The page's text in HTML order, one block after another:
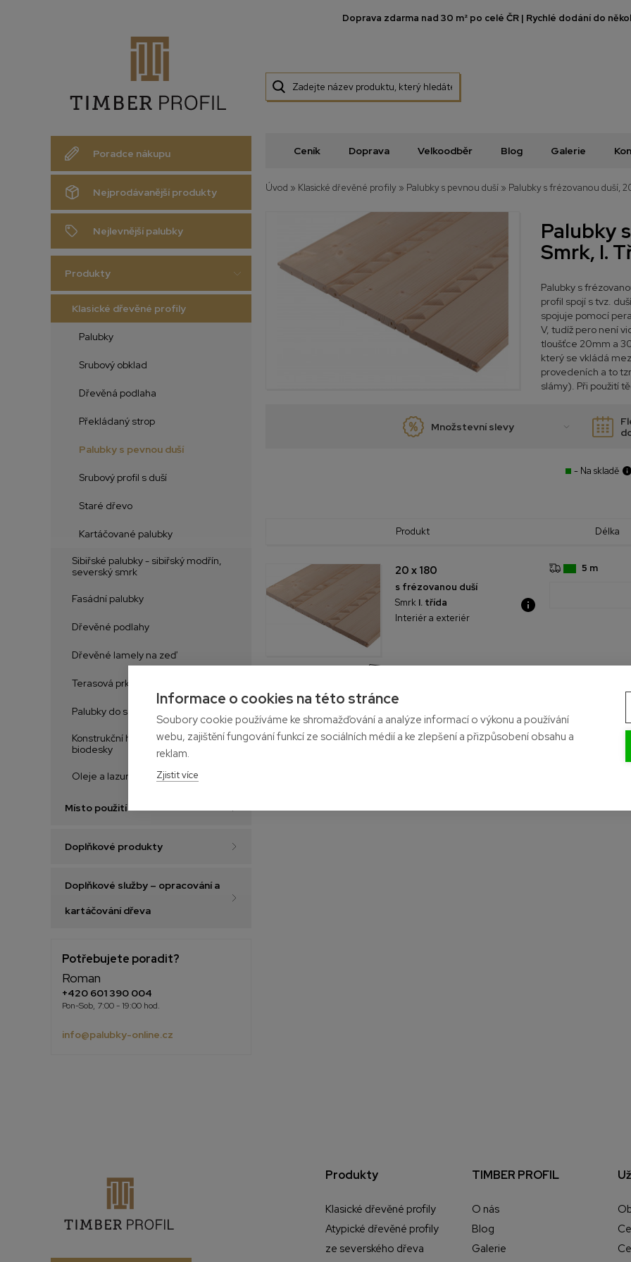
Poradce nákupu
Doprava zdarma nad 30 m² po celé ČR | Rychlé dodání do
Ceník Doprava Velkoodběr Blog Galerie
Nejprodávanější produkty
Nejlevnější palubky
Produkty
Klasické dřevěné profily
Palubky
Srubový obklad
Dřevěná podlaha
Překládaný strop
Palubky s pevnou duší
Srubový profil s duší
Staré dřevo
Kartáčované palubky
Sibiřské palubky - sibiřský modřín,
severský smrk
Fasádní palubky
Dřevěné podlahy
Dřevěné lamely na zeď
Terasová prkna
Palubky do sauny
Konstrukční hranoly, desky a
biodesky
Oleje a lazury na dřevo
Místo použití
Doplňkové produkty
Doplňkové služby – opracování a
kartáčování dřeva
Potřebujete poradit?
Roman
+420 601 390 004
Pon-Sob, 7:00 - 19:00 hod.
info@palubky-online.cz
Úvod » Klasické dřevěné profily » Palubky s pevnou duší » Palubky s frézovanou duší,
Palubky
Smrk, I.
Palubky s
profil spojí s tvz.
spojuje pomocí
V, tudíž pero není
tloušťce 20mm a
který se vkládá
provedeních a to
slámy). Při použití
Množstevní slevy
- Na skladě
Produkt Délka
20 x 180
s frézovanou duší
Smrk I. třída
Interiér a exteriér
5 m
Produkty
Klasické dřevěné profily
Atypické dřevěné profily
ze severského dřeva
TIMBER PROFIL
O nás
Blog
Galerie
Informace o cookies na této stránce
Soubory cookie používáme ke shromažďování a analýze informací o výkonu a používání
webu, zajištění fungování funkcí ze sociálních médií a ke zlepšení a přizpůsobení obsahu a
reklam.
Zjistit více